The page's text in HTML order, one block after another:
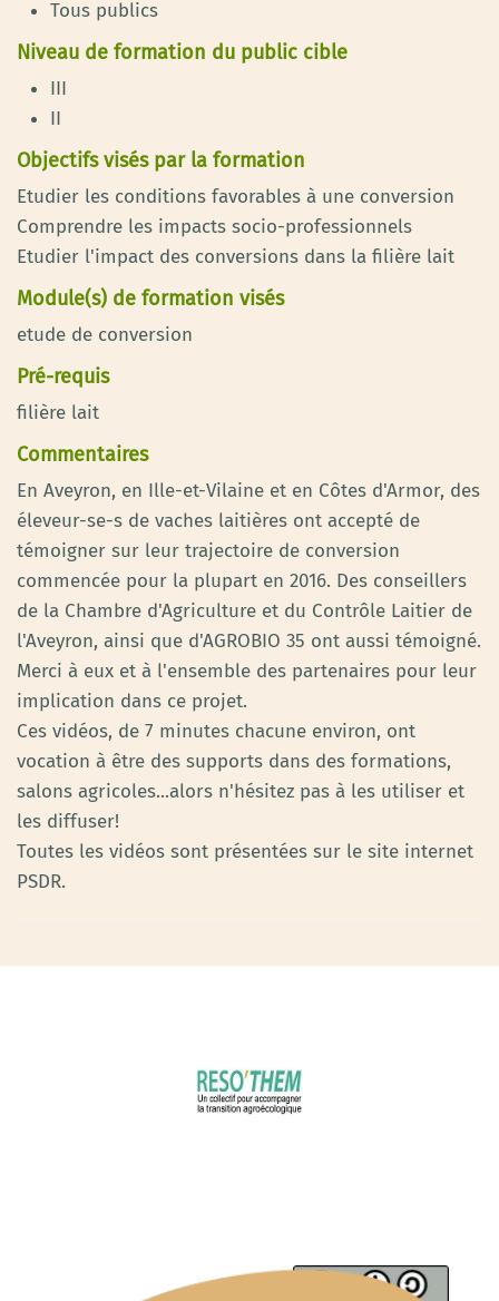
Tous publics
Niveau de formation du public cible
III
II
Objectifs visés par la formation
Etudier les conditions favorables à une conversion
Comprendre les impacts socio-professionnels
Etudier l'impact des conversions dans la filière lait
Module(s) de formation visés
etude de conversion
Pré-requis
filière lait
Commentaires
En Aveyron, en Ille-et-Vilaine et en Côtes d'Armor, des
éleveur-se-s de vaches laitières ont accepté de
témoigner sur leur trajectoire de conversion
commencée pour la plupart en 2016. Des conseillers
de la Chambre d'Agriculture et du Contrôle Laitier de
l'Aveyron, ainsi que d'AGROBIO 35 ont aussi témoigné.
Merci à eux et à l'ensemble des partenaires pour leur
implication dans ce projet.
Ces vidéos, de 7 minutes chacune environ, ont
vocation à être des supports dans des formations,
salons agricoles...alors n'hésitez pas à les utiliser et
les diffuser!
Toutes les vidéos sont présentées sur le site internet
PSDR.